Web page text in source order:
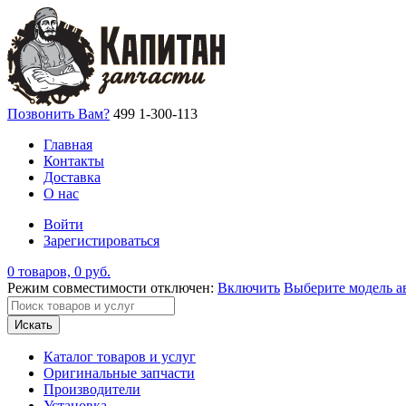
Позвонить Вам? 499 1-300-113
Главная
Контакты
Доставка
О нас
Войти
Зарегистироваться
0 товаров, 0 руб.
Режим совместимости отключен: Включить Выберите модель
Искать
Каталог товаров и услуг
Оригинальные запчасти
Производители